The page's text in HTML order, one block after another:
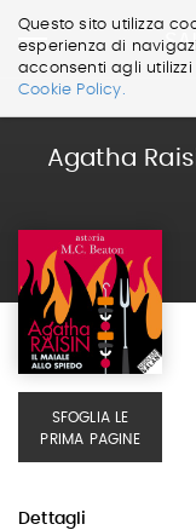
Questo sito utilizza
esperienza di
acconsenti agli
Cookie Policy.
Salta
SaltaAgatha
SFOGLIA LE
PRIMA PAGINE
Dettagli